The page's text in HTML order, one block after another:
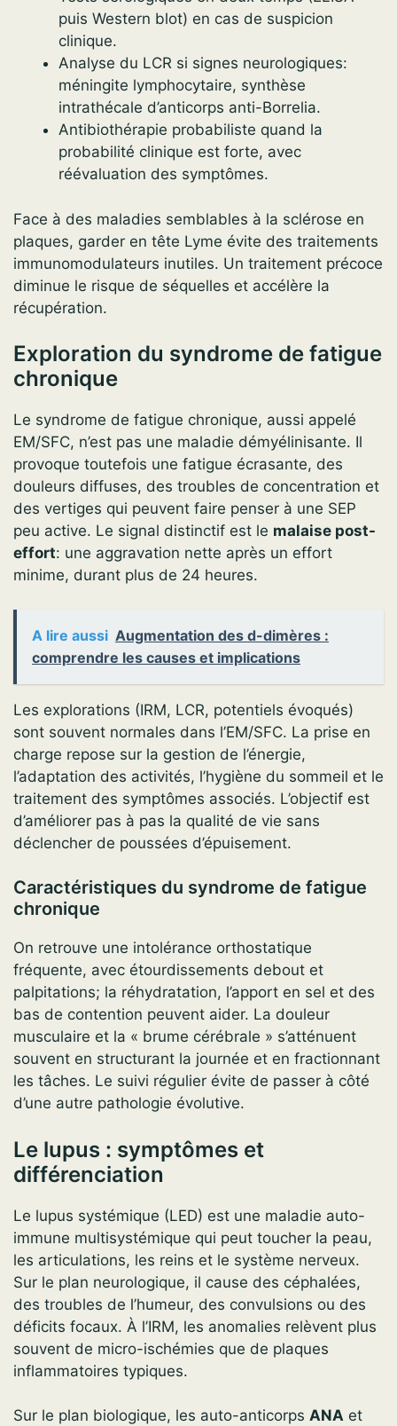
puis Western blot) en cas de suspicion
clinique.
Analyse du LCR si signes neurologiques:
méningite lymphocytaire, synthèse
intrathécale d’anticorps anti-Borrelia.
Antibiothérapie probabiliste quand la
probabilité clinique est forte, avec
réévaluation des symptômes.
Face à des maladies semblables à la sclérose en
plaques, garder en tête Lyme évite des traitements
immunomodulateurs inutiles. Un traitement précoce
diminue le risque de séquelles et accélère la
récupération.
Exploration du syndrome de fatigue
chronique
Le syndrome de fatigue chronique, aussi appelé
EM/SFC, n’est pas une maladie démyélinisante. Il
provoque toutefois une fatigue écrasante, des
douleurs diffuses, des troubles de concentration et
des vertiges qui peuvent faire penser à une SEP
peu active. Le signal distinctif est le malaise post-
effort: une aggravation nette après un effort
minime, durant plus de 24 heures.
A lire aussi Augmentation des d-dimères :
comprendre les causes et implications
Les explorations (IRM, LCR, potentiels évoqués)
sont souvent normales dans l’EM/SFC. La prise en
charge repose sur la gestion de l’énergie,
l’adaptation des activités, l’hygiène du sommeil et le
traitement des symptômes associés. L’objectif est
d’améliorer pas à pas la qualité de vie sans
déclencher de poussées d’épuisement.
Caractéristiques du syndrome de fatigue
chronique
On retrouve une intolérance orthostatique
fréquente, avec étourdissements debout et
palpitations; la réhydratation, l’apport en sel et des
bas de contention peuvent aider. La douleur
musculaire et la « brume cérébrale » s’atténuent
souvent en structurant la journée et en fractionnant
les tâches. Le suivi régulier évite de passer à côté
d’une autre pathologie évolutive.
Le lupus : symptômes et
différenciation
Le lupus systémique (LED) est une maladie auto-
immune multisystémique qui peut toucher la peau,
les articulations, les reins et le système nerveux.
Sur le plan neurologique, il cause des céphalées,
des troubles de l’humeur, des convulsions ou des
déficits focaux. À l’IRM, les anomalies relèvent plus
souvent de micro-ischémies que de plaques
inflammatoires typiques.
Sur le plan biologique, les auto-anticorps ANA et